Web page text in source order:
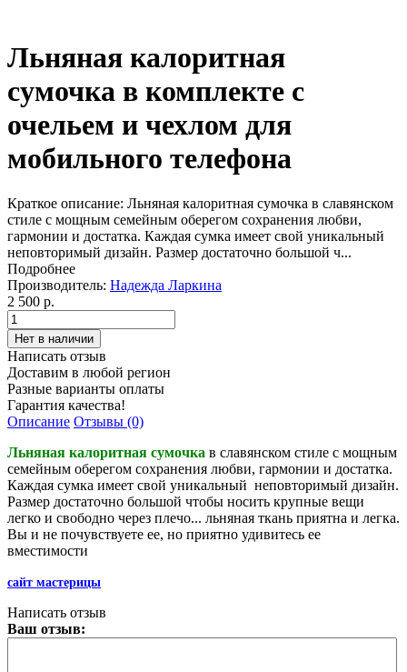
Льняная калоритная
сумочка в комплекте с
очельем и чехлом для
мобильного телефона
Краткое описание: Льняная калоритная сумочка в славянском
стиле с мощным семейным оберегом сохранения любви,
гармонии и достатка. Каждая сумка имеет свой уникальный
неповторимый дизайн. Размер достаточно большой ч...
Подробнее
Производитель: Надежда Ларкина
2 500 р.
Написать отзыв
Доставим в любой регион
Разные варианты оплаты
Гарантия качества!
Описание Отзывы (0)
Льняная калоритная сумочка в славянском стиле с мощным
семейным оберегом сохранения любви, гармонии и достатка.
Каждая сумка имеет свой уникальный неповторимый дизайн.
Размер достаточно большой чтобы носить крупные вещи
легко и свободно через плечо... льняная ткань приятна и легка.
Вы и не почувствуете ее, но приятно удивитесь ее
вместимости
сайт мастерицы
Написать отзыв
Ваш отзыв: